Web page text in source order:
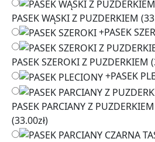
PASEK WĄSKI Z PUZDERKIEM
+PASEK
PASEK SZEROKI Z PUZDERKIEM
+PASEK
PASEK PARCIANY Z
(33.00zł)